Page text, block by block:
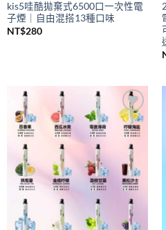
kis5哇酷拋棄式6500口一次性電
子煙｜自由混搭13種口味
NT$280
Add to
wishlist